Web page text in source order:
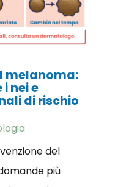
melanoma:
nei e
di rischio
del
più